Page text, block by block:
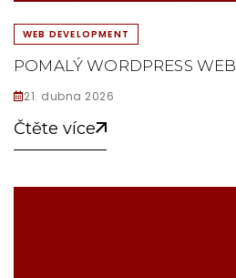
WEB DEVELOPMENT
POMALÝ WORDPRESS WEB
21. dubna 2026
Čtěte více